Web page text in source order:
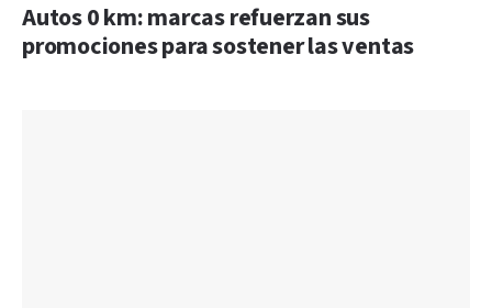
Autos 0 km: marcas refuerzan sus
promociones para sostener las ventas